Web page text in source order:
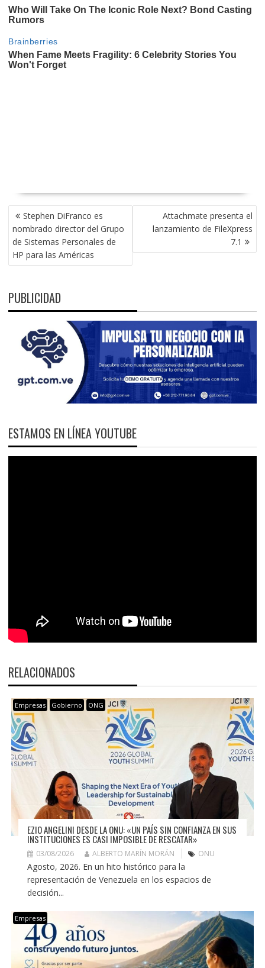
NAVEGACIÓN
DE
ENTRADAS
Stephen DiFranco es
nombrado director del Grupo
de Sistemas Personales de
HP para las Américas
Attachmate presenta el
lanzamiento de FileXpress
7.1
PUBLICIDAD
ESTAMOS EN LÍNEA YOUTUBE
RELACIONADOS
Empresas Gobierno ONG
EZIO ANGELINI DESDE LA ONU: «UN PAÍS SIN CONFIANZA EN SUS
INSTITUCIONES ES CASI IMPOSIBLE DE RESCATAR»
03/08/2026 ALBERTO MARÍN MORÁN ONU
Agosto, 2026. En un hito histórico para la
representación de Venezuela en los espacios de
decisión...
Empresas